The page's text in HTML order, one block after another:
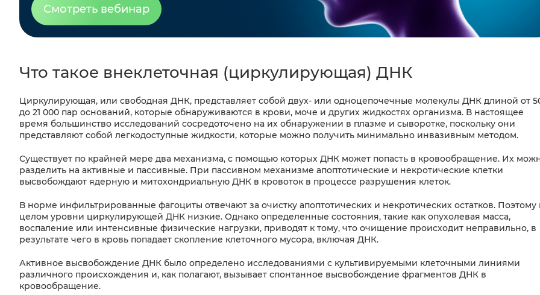
Смотреть вебинар
Что такое внеклеточная (циркулирующая) ДНК
Циркулирующая, или свободная ДНК, представляет собой двух- или одноцепочечные молекулы ДНК длиной от
до 21 000 пар оснований, которые обнаруживаются в крови, моче и других жидкостях организма. В настоящее
время большинство исследований сосредоточено на их обнаружении в плазме и сыворотке, поскольку они
представляют собой легкодоступные жидкости, которые можно получить минимально инвазивным методом.
Существует по крайней мере два механизма, с помощью которых ДНК может попасть в кровообращение. Их
разделить на активные и пассивные. При пассивном механизме апоптотические и некротические клетки
высвобождают ядерную и митохондриальную ДНК в кровоток в процессе разрушения клеток.
В норме инфильтрированные фагоциты отвечают за очистку апоптотических и некротических остатков. Поэтому
целом уровни циркулирующей ДНК низкие. Однако определенные состояния, такие как опухолевая масса,
воспаление или интенсивные физические нагрузки, приводят к тому, что очищение происходит неправильно, в
результате чего в кровь попадает скопление клеточного мусора, включая ДНК.
Активное высвобождение ДНК было определено исследованиями с культивируемыми клеточными линиями
различного происхождения и, как полагают, вызывает спонтанное высвобождение фрагментов ДНК в
кровообращение.